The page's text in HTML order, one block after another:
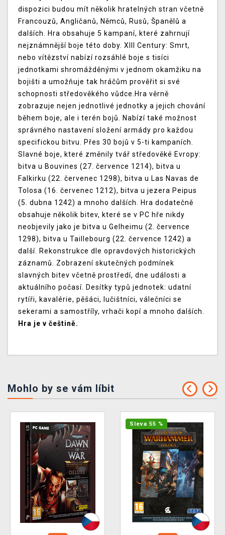
dispozici budou mít několik hratelných stran včetně
Francouzů, Angličanů, Němců, Rusů, Španělů a
dalších. Hra obsahuje 5 kampaní, které zahrnují
nejznámnější boje této doby. XIII Century: Smrt,
nebo vítězství nabízí rozsáhlé boje s tisíci
jednotkami shromážděnými v jednom okamžiku na
bojišti a umožňuje tak hráčům prověřit si své
schopnosti středověkého vůdce.Hra věrně
zobrazuje nejen jednotlivé jednotky a jejich chování
během boje, ale i terén bojů. Nabízí také možnost
správného nastavení složení armády pro každou
specifickou bitvu. Přes 30 bojů v 5-ti kampaních.
Slavné boje, které změnily tvář středověké Evropy:
bitva u Bouvines (27. července 1214), bitva u
Falkirku (22. červenec 1298), bitva u Las Navas de
Tolosa (16. červenec 1212), bitva u jezera Peipus
(5. dubna 1242) a mnoho dalších. Hra dodatečně
obsahuje několik bitev, které se v PC hře nikdy
neobjevily jako je bitva u Gelheimu (2. července
1298), bitva u Taillebourg (22. července 1242) a
další. Rekonstrukce dle opravdových historických
záznamů. Zobrazení skutečných podmínek
slavných bitev včetně prostředí, dne události a
aktuálního počasí. Desítky typů jednotek: udatní
rytíři, kavalérie, pěšáci, lučištníci, válečníci se
sekerami a samostříly, vrhači kopí a mnoho dalších.
Hra je v češtině.
Mohlo by se vám líbit
Sleva 55 %